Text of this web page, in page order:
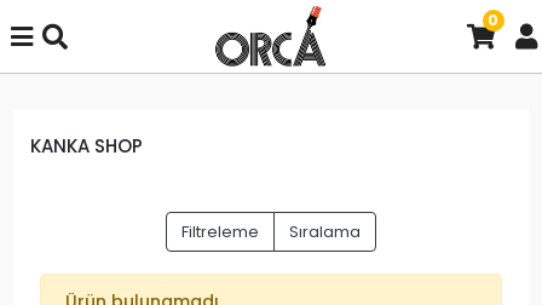
0
KANKA SHOP
Filtreleme Sıralama